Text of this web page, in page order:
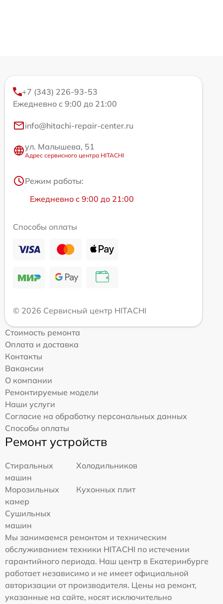
+7 (343) 226-93-53
Ежедневно с 9:00 до 21:00
info@hitachi-repair-center.ru
ул. Малышева, 51
Адрес сервисного центра HITACHI
Режим работы:
Ежедневно с 9:00 до 21:00
Способы оплаты
© 2026 Сервисный центр HITACHI
Стоимость ремонта
Оплата и доставка
Контакты
Вакансии
О компании
Ремонтируемые модели
Наши услуги
Согласие на обработку персональных данных
Способы оплаты
Ремонт устройств
Стиральных
машин
Холодильников
Морозильных
камер
Кухонных плит
Сушильных
машин
Мы занимаемся ремонтом и техническим
обслуживанием техники HITACHI по истечении
гарантийного периода. Наш центр в Екатеринбурге
работает независимо и не имеет официальной
авторизации от производителя. Цены на ремонт,
указанные на сайте, носят исключительно